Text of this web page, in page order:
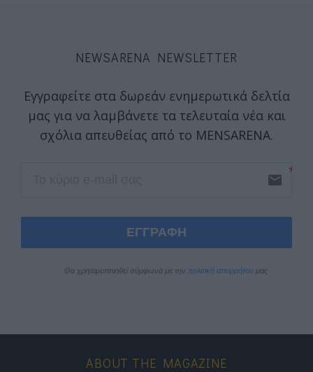
NEWSARENA NEWSLETTER
Εγγραφείτε στα δωρεάν ενημερωτικά δελτία
μας για να λαμβάνετε τα τελευταία νέα και
σχόλια απευθείας από το MENSARENA.
email
ΕΓΓΡΑΦΗ
Θα χρησιμοποιηθεί σύμφωνα με την πολιτική απορρήτου μας
ABOUT THE MAGAZINE